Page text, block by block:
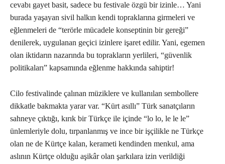
cevabı gayet basit, sadece bu festivale özgü bir izinle… Yani
burada yaşayan sivil halkın kendi topraklarına girmeleri ve
eğlenmeleri de “terörle mücadele konseptinin bir gereği”
denilerek, uygulanan geçici izinlere işaret edilir. Yani, egemen
olan iktidarın nazarında bu toprakların yerlileri, “güvenlik
politikaları” kapsamında eğlenme hakkında sahiptir!
Cilo festivalinde çalınan müziklere ve kullanılan sembollere
dikkatle bakmakta yarar var. “Kürt asıllı” Türk sanatçıların
sahneye çıktığı, kırık bir Türkçe ile içinde “lo lo, le le le”
ünlemleriyle dolu, tırpanlanmış ve ince bir işçilikle ne Türkçe
olan ne de Kürtçe kalan, kerameti kendinden menkul, ama
aslının Kürtçe olduğu aşikâr olan şarkılara izin verildiği